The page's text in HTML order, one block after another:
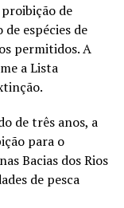
de
espécies de
permitidos. A
a Lista
de três anos, a
para o
Bacias dos Rios
de pesca